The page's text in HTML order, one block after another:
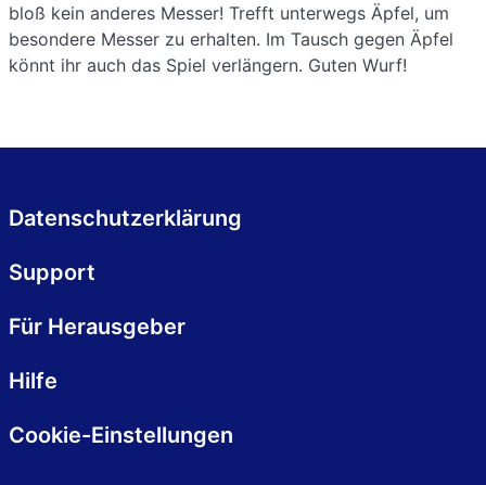
bloß kein anderes Messer! Trefft unterwegs Äpfel, um
besondere Messer zu erhalten. Im Tausch gegen Äpfel
könnt ihr auch das Spiel verlängern. Guten Wurf!
Datenschutzerklärung
Support
Für Herausgeber
Hilfe
Cookie-Einstellungen